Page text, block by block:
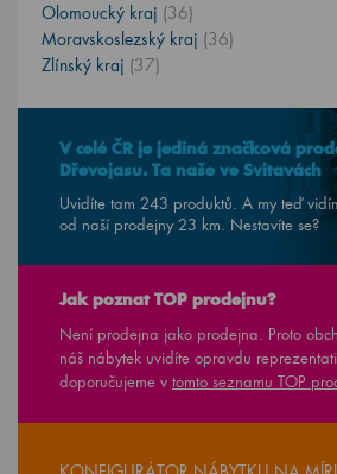
Olomoucký kraj (36)
Moravskoslezský kraj (36)
Zlínský kraj (37)
V celé ČR je jediná značková
Dřevojasu. Ta naše ve Svitavách
Uvidíte tam 243 produktů. A my teď
od naší prodejny 23 km. Nestavíte se?
Jak poznat TOP prodejnu?
Není prodejna jako prodejna. Proto
náš nábytek uvidíte opravdu
doporučujeme v tomto seznamu TOP